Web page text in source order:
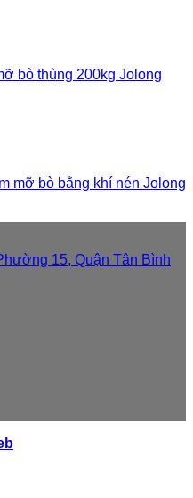
bò thùng 200kg Jolong
mỡ bò bằng khí nén Jolong
15, Quận Tân Bình